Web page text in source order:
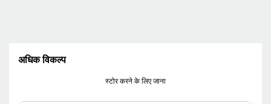
अधिक विकल्प
स्टोर करने के लिए जाना